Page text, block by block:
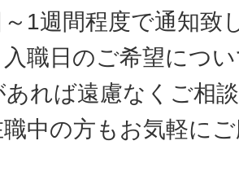
1週間程度で通知致
職日のご希望につ
あれば遠慮なくご相
中の方もお気軽に